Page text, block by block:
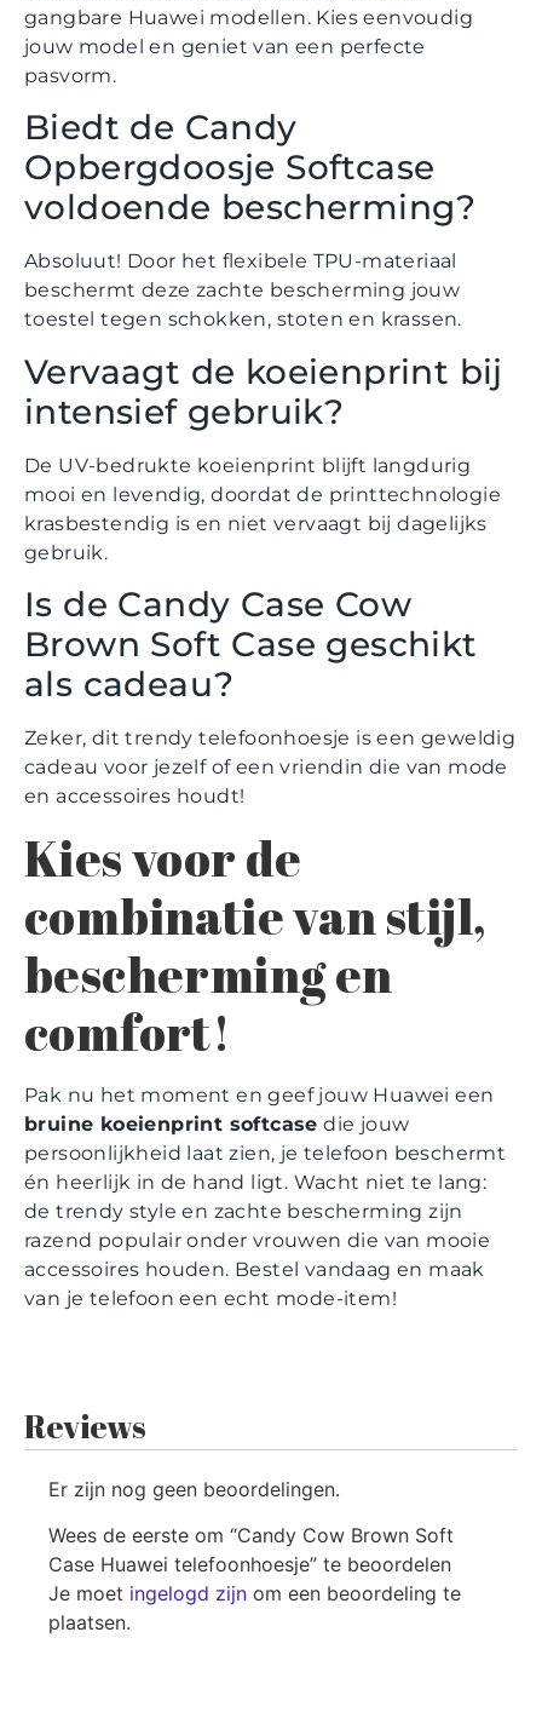
gangbare Huawei modellen. Kies eenvoudig
jouw model en geniet van een perfecte
pasvorm.
Biedt de Candy
Opbergdoosje Softcase
voldoende bescherming?
Absoluut! Door het flexibele TPU-materiaal
beschermt deze zachte bescherming jouw
toestel tegen schokken, stoten en krassen.
Vervaagt de koeienprint bij
intensief gebruik?
De UV-bedrukte koeienprint blijft langdurig
mooi en levendig, doordat de printtechnologie
krasbestendig is en niet vervaagt bij dagelijks
gebruik.
Is de Candy Case Cow
Brown Soft Case geschikt
als cadeau?
Zeker, dit trendy telefoonhoesje is een geweldig
cadeau voor jezelf of een vriendin die van mode
en accessoires houdt!
Kies voor de
combinatie van stijl,
bescherming en
comfort!
Pak nu het moment en geef jouw Huawei een
bruine koeienprint softcase die jouw
persoonlijkheid laat zien, je telefoon beschermt
én heerlijk in de hand ligt. Wacht niet te lang:
de trendy style en zachte bescherming zijn
razend populair onder vrouwen die van mooie
accessoires houden. Bestel vandaag en maak
van je telefoon een echt mode-item!
Reviews
Er zijn nog geen beoordelingen.
Wees de eerste om “Candy Cow Brown Soft
Case Huawei telefoonhoesje” te beoordelen
Je moet ingelogd zijn om een beoordeling te
plaatsen.